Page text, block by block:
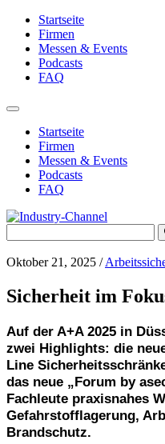
Startseite
Firmen
Messen & Events
Podcasts
FAQ
Toggle
navigationStartseite
Firmen
Messen & Events
Podcasts
FAQ
for:
Oktober 21, 2025 /
Sicherheit im
Auf der A+A 2025 in
zwei Highlights: die
Line
das neue „Forum by
Fachleute praxisnahes
Gefahrstofflagerung,
Brandschutz.